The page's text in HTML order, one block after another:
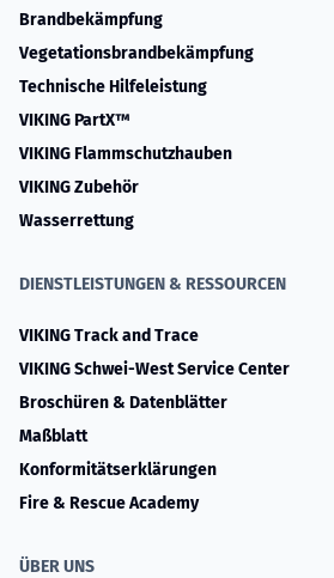
Brandbekämpfung
Vegetationsbrandbekämpfung
Technische Hilfeleistung
VIKING PartX™
VIKING Flammschutzhauben
VIKING Zubehör
Wasserrettung
DIENSTLEISTUNGEN & RESSOURCEN
VIKING Track and Trace
VIKING Schwei-West Service Center
Broschüren & Datenblätter
Maßblatt
Konformitätserklärungen
Fire & Rescue Academy
ÜBER UNS